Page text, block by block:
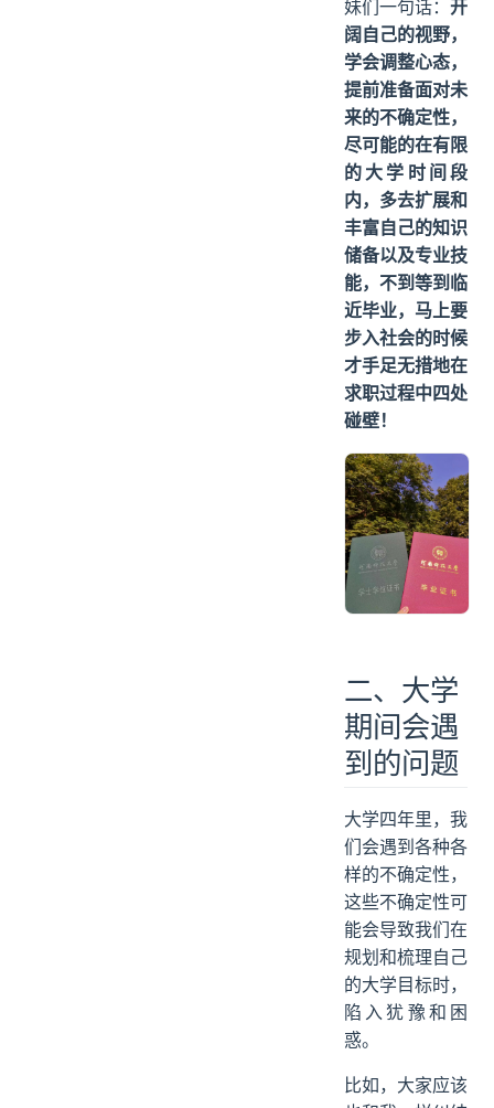
妹们一句话： 开
阔自己的视野，
学会调整心态，
提前准备面对未
来的不确定性，
尽可能的在有限
的大学时间段
内，多去扩展和
丰富自己的知识
储备以及专业技
能，不到等到临
近毕业，马上要
步入社会的时候
才手足无措地在
求职过程中四处
碰壁！
二、大学
期间会遇
到的问题
大学四年里，我
们会遇到各种各
样的不确定性，
这些不确定性可
能会导致我们在
规划和梳理自己
的大学目标时，
陷入犹豫和困
惑。
比如，大家应该